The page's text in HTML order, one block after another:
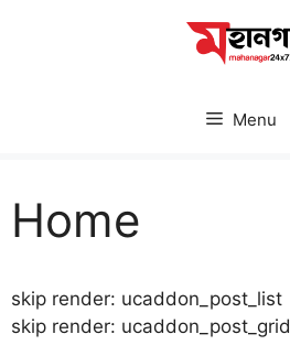
Menu
Home
skip render: ucaddon_post_list
skip render: ucaddon_post_grid